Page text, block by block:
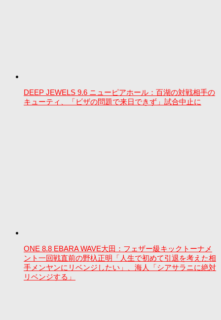
DEEP JEWELS 9.6 ニューピアホール：百湖の対戦相手の
キューティ、「ビザの問題で来日できず」試合中止に
ONE 8.8 EBARA WAVE大田：フェザー級キックトーナメ
ント一回戦直前の野杁正明「人生で初めて引退を考えた相
手メンヤンにリベンジしたい」、海人「シアサラニに絶対
リベンジする」